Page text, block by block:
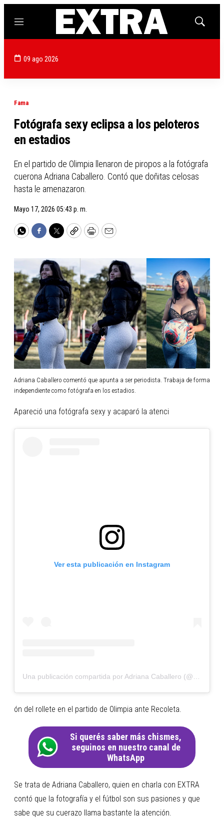
Menú
Mostrar
09 ago 2026
Fama
Fotógrafa sexy eclipsa a los peloteros
en estadios
En el partido de Olimpia llenaron de piropos a la fotógrafa
cuerona Adriana Caballero. Contó que doñitas celosas
hasta le amenazaron.
Mayo 17, 2026 05:43 p. m.
WhatsApp
Facebook
TwitterCopyPrintEmail
Adriana Caballero comentó que apunta a ser periodista. Trabaja de forma
independiente como fotógrafa en los estadios.
Apareció una fotógrafa sexy y acaparó la atenci
Ver esta publicación en Instagram
ón del rollete en el partido de Olimpia ante Recoleta.
Si querés saber más chismes,
seguinos en nuestro canal de
WhatsApp
Se trata de Adriana Caballero, quien en charla con EXTRA
contó que la fotografía y el fútbol son sus pasiones y que
sabe que su cuerazo llama bastante la atención.